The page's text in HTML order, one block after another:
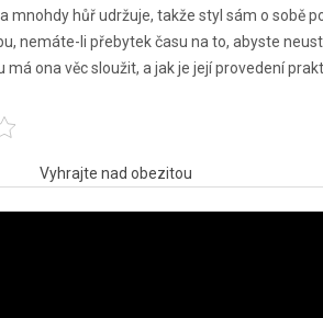
mnohdy hůř udržuje, takže styl sám o sobě
nemáte-li přebytek času na to, abyste
má ona věc sloužit, a jak je její provedení
Vyhrajte nad obezitou